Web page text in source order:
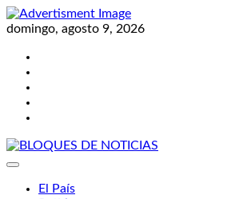
Skip
to
domingo, agosto 9, 2026
El País